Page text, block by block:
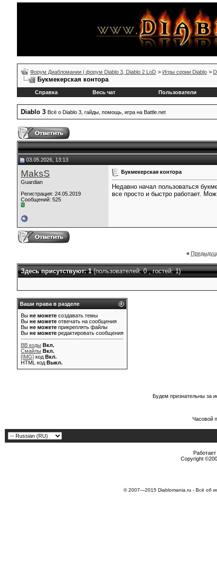
Форум Диабломании | форум Diablo 3, Diablo 2 LoD > Игры серии Diablo >
Букмекерская контора
Справка Весь чат Пользователи
Diablo 3 Всё о Diablo 3, гайды, помощь, игра на Battle.net
03.05.2026, 13:13
MaksS
Guardian
Регистрация: 24.05.2019
Сообщений: 525
Букмекерская контора
Недавно начал пользоваться
все просто и быстро работает.
«
Здесь присутствуют: 1(пользователей: 0 , гостей: 1)
Ваши права в разделе
Вы не можете создавать темы
Вы не можете отвечать на сообщения
Вы не можете прикреплять файлы
Вы не можете редактировать сообщения
BB коды Вкл.
Смайлы Вкл.
[IMG] код Вкл.
HTML код Выкл.
Будем признательны за
Часовой
Copyright
© 2007—2015 Diablomania.ru - Всё об